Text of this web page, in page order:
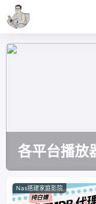
各平台播放
Nas搭建家庭影院